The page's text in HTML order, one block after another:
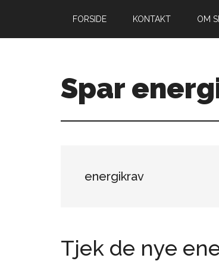
indhold
til
FORSIDE KONTAKT OM
Spar
energikrav
Tjek de nye